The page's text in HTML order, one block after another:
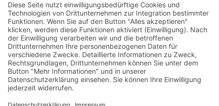
Zahlung & Versand
Widerrufsbelehrung
Vertrag Widerrufen
Informationen
Über Mich
Impressum
AGB